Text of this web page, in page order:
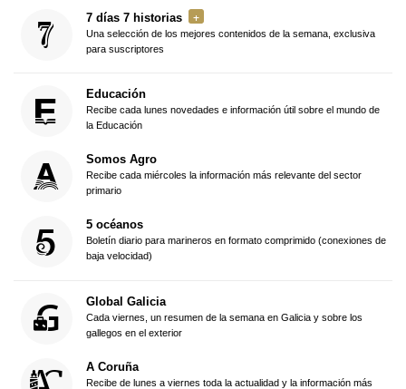
7 días 7 historias
Una selección de los mejores contenidos de la semana, exclusiva
para suscriptores
Educación
Recibe cada lunes novedades e información útil sobre el mundo de
la Educación
Somos Agro
Recibe cada miércoles la información más relevante del sector
primario
5 océanos
Boletín diario para marineros en formato comprimido (conexiones de
baja velocidad)
Global Galicia
Cada viernes, un resumen de la semana en Galicia y sobre los
gallegos en el exterior
A Coruña
Recibe de lunes a viernes toda la actualidad y la información más